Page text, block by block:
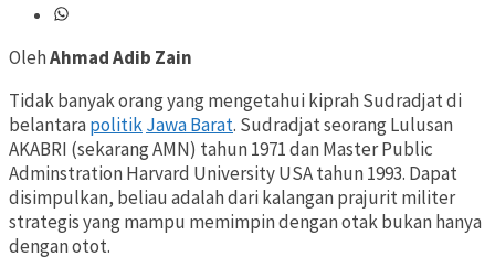
OlehAhmad Adib Zain
Tidak banyak orang yang mengetahui kiprah Sudradjat di
belantarapolitikJawa Barat. Sudradjat seorang Lulusan
AKABRI (sekarang AMN) tahun 1971 dan Master Public
Adminstration Harvard University USA tahun 1993. Dapat
disimpulkan, beliau adalah dari kalangan prajurit militer
strategis yang mampu memimpin dengan otak bukan hanya
dengan otot.